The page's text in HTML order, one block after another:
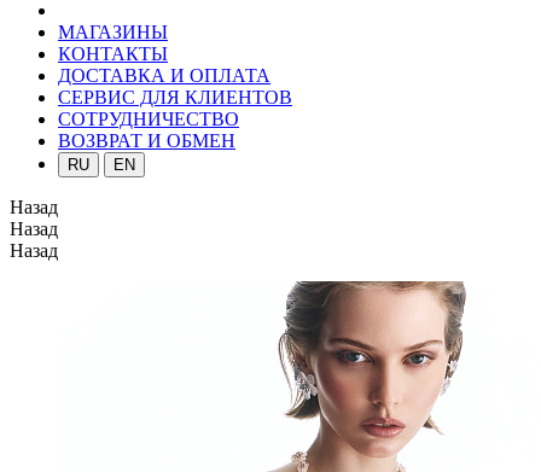
МАГАЗИНЫ
КОНТАКТЫ
ДОСТАВКА И ОПЛАТА
СЕРВИС ДЛЯ КЛИЕНТОВ
СОТРУДНИЧЕСТВО
ВОЗВРАТ И ОБМЕН
RU EN
Назад
Назад
Назад